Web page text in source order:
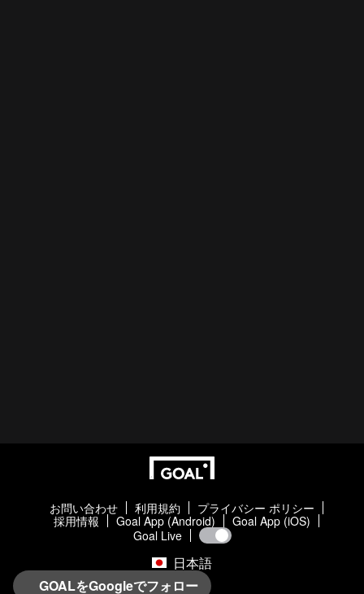
お問い合わせ 利用規約
プライバシー ポリシー
採用情報
Goal App (Android)
Goal App (iOS)
Goal Live
日本語
GOALをGoogleでフォロー